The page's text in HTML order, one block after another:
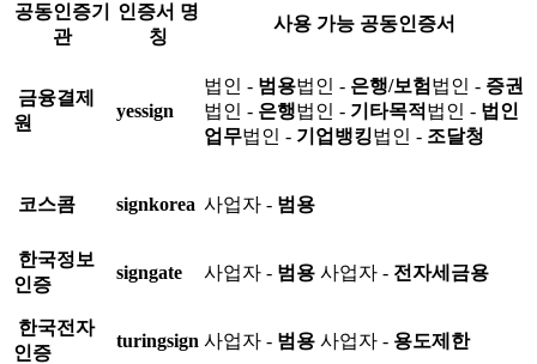
공동인증기
관
인증서 명
칭
사용 가능 공동인증서
금융결제
원
yessign
법인 - 범용법인 - 은행/보험 법인 - 증권
법인 - 은행법인 - 기타목적 법인 - 법인
업무법인 - 기업뱅킹법인 - 조달청
코스콤 signkorea 사업자 - 범용
한국정보
인증
signgate 사업자 - 범용 사업자 - 전자세금용
한국전자
인증
turingsign 사업자 - 범용 사업자 - 용도제한